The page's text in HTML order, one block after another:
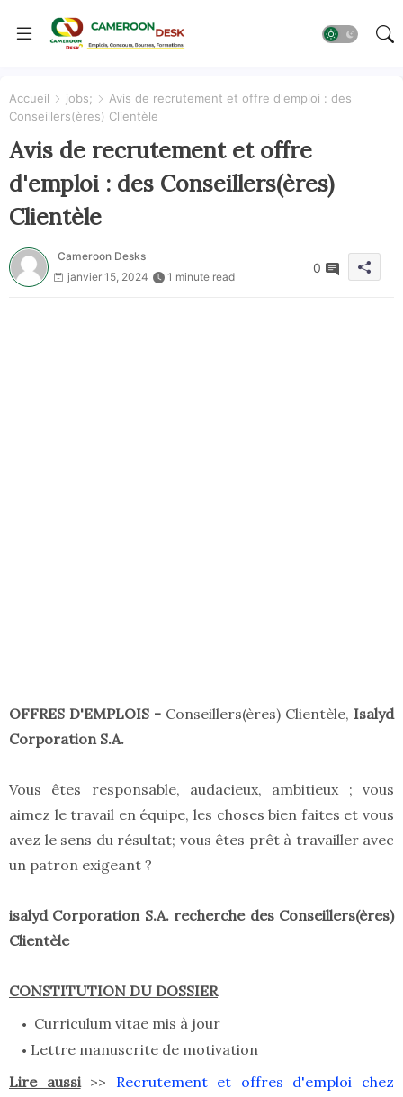
Accueil jobs;
Avis de recrutement et offre d'emploi : des
Conseillers(ères) Clientèle
Avis de recrutement et offre
d'emploi : des Conseillers(ères)
Clientèle
Cameroon Desks
janvier 15, 2024
1 minute read
0
OFFRES D'EMPLOIS - Conseillers(ères) Clientèle, Isalyd
Corporation S.A.
Vous êtes responsable, audacieux, ambitieux ; vous
aimez le travail en équipe, les choses bien faites et vous
avez le sens du résultat; vous êtes prêt à travailler avec
un patron exigeant ?
isalyd Corporation S.A. recherche des Conseillers(ères)
Clientèle
CONSTITUTION DU DOSSIER
Curriculum vitae mis à jour
Lettre manuscrite de motivation
Lire aussi>> Recrutement et offres d'emploi chez